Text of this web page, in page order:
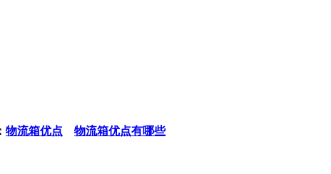
物流箱优点 物流箱优点有哪些